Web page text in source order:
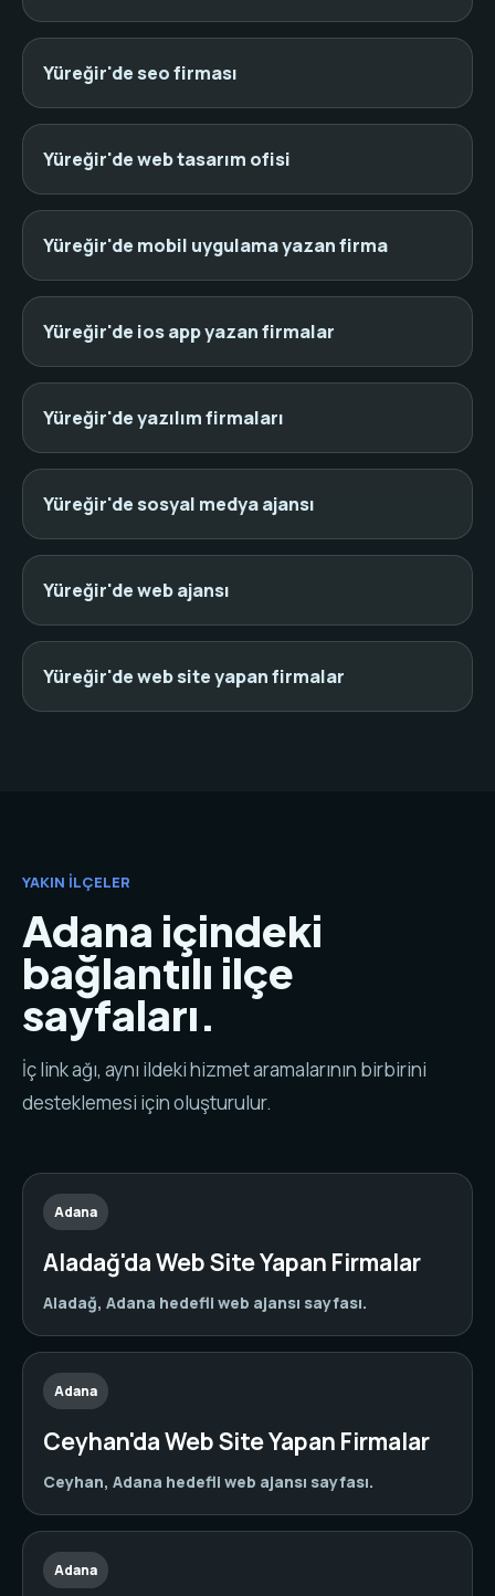
Yüreğir'de seo firması
Yüreğir'de web tasarım ofisi
Yüreğir'de mobil uygulama yazan firma
Yüreğir'de ios app yazan firmalar
Yüreğir'de yazılım firmaları
Yüreğir'de sosyal medya ajansı
Yüreğir'de web ajansı
Yüreğir'de web site yapan firmalar
YAKIN İLÇELER
Adana içindeki
bağlantılı ilçe
sayfaları.
İç link ağı, aynı ildeki hizmet aramalarının birbirini
desteklemesi için oluşturulur.
Adana
Aladağ'da Web Site Yapan Firmalar
Aladağ, Adana hedefli web ajansı sayfası.
Adana
Ceyhan'da Web Site Yapan Firmalar
Ceyhan, Adana hedefli web ajansı sayfası.
Adana